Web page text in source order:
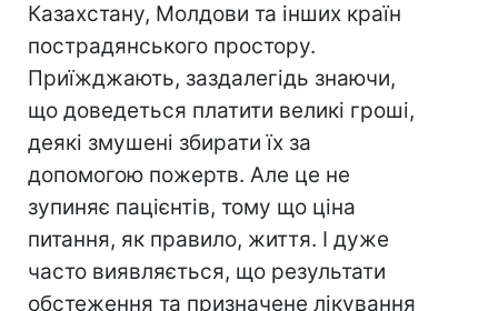
Казахстану, Молдови та інших країн
пострадянського простору.
Приїжджають, заздалегідь знаючи,
що доведеться платити великі гроші,
деякі змушені збирати їх за
допомогою пожертв. Але це не
зупиняє пацієнтів, тому що ціна
питання, як правило, життя. І дуже
часто виявляється, що результати
обстеження та призначене лікування